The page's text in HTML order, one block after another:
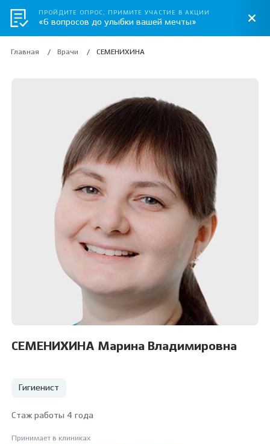
Главная Врачи СЕМЕНИХИНА
СЕМЕНИХИНА Марина Владимировна
Гигиенист
Стаж работы 4 года
Принимает в клиниках
ПРОЙДИТЕ ОПРОС, ПРИМИТЕ УЧАСТИЕ В АКЦИИ
«6 вопросов до улыбки вашей мечты»